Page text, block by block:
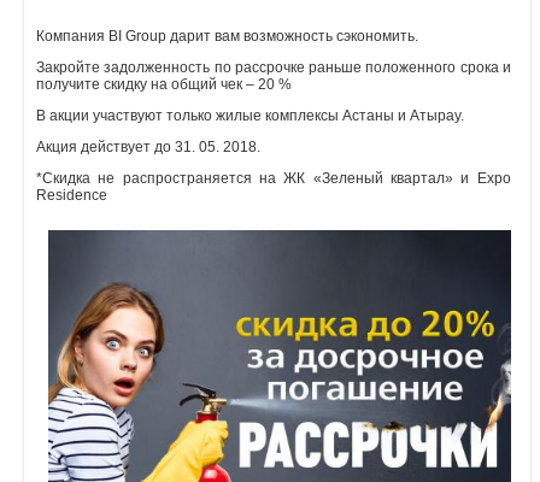
События
Агентства
Объявления
Кабинет
Компания BI Group дарит вам возможность сэкономить.
Закройте задолженность по рассрочке раньше положенного срока и
получите скидку на общий чек – 20 %
В акции участвуют только жилые комплексы Астаны и Атырау.
Акция действует до 31. 05. 2018.
*Скидка не распространяется на ЖК «Зеленый квартал» и Expo
Residence